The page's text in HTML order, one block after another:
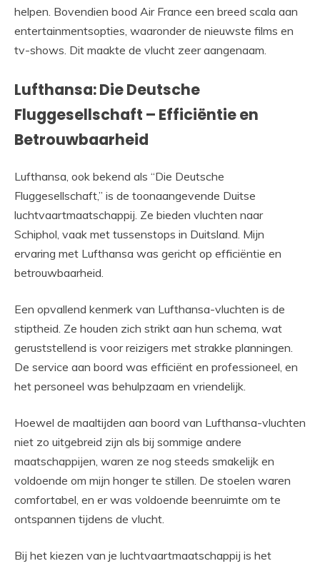
helpen. Bovendien bood Air France een breed scala aan
entertainmentsopties, waaronder de nieuwste films en
tv-shows. Dit maakte de vlucht zeer aangenaam.
Lufthansa: Die Deutsche
Fluggesellschaft – Efficiëntie en
Betrouwbaarheid
Lufthansa, ook bekend als “Die Deutsche
Fluggesellschaft,” is de toonaangevende Duitse
luchtvaartmaatschappij. Ze bieden vluchten naar
Schiphol, vaak met tussenstops in Duitsland. Mijn
ervaring met Lufthansa was gericht op efficiëntie en
betrouwbaarheid.
Een opvallend kenmerk van Lufthansa-vluchten is de
stiptheid. Ze houden zich strikt aan hun schema, wat
geruststellend is voor reizigers met strakke planningen.
De service aan boord was efficiënt en professioneel, en
het personeel was behulpzaam en vriendelijk.
Hoewel de maaltijden aan boord van Lufthansa-vluchten
niet zo uitgebreid zijn als bij sommige andere
maatschappijen, waren ze nog steeds smakelijk en
voldoende om mijn honger te stillen. De stoelen waren
comfortabel, en er was voldoende beenruimte om te
ontspannen tijdens de vlucht.
Bij het kiezen van je luchtvaartmaatschappij is het